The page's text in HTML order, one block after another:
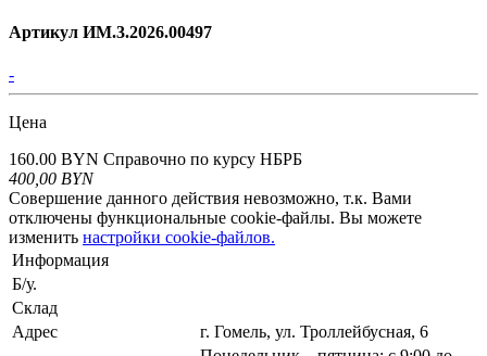
Артикул ИМ.3.2026.00497
-
Цена
160.00 BYN Справочно по курсу НБРБ
400,00 BYN
Совершение данного действия невозможно, т.к. Вами
отключены функциональные cookie-файлы. Вы можете
изменить настройки cookie-файлов.
Информация
Б/у.
Склад
Адрес
г. Гомель, ул. Троллейбусная, 6